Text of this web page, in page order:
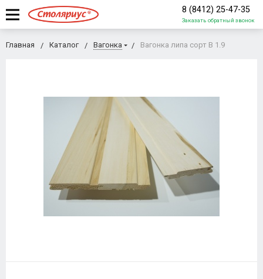
8 (8412) 25-47-35
Заказать обратный звонок
Главная Каталог Вагонка Вагонка липа сорт В 1.9